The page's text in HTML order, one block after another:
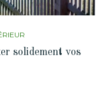
solidement vos